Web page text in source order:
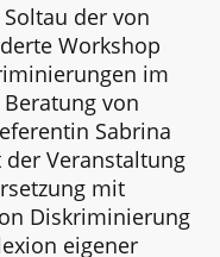
der von
Workshop
im
von
Sabrina
Veranstaltung
mit
Diskriminierung
eigener